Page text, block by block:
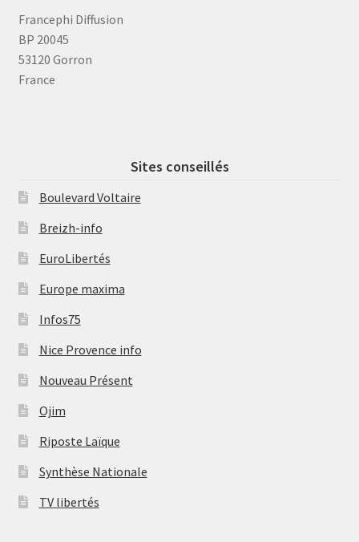
Francephi Diffusion
BP 20045
53120 Gorron
France
Sites conseillés
Boulevard Voltaire
Breizh-info
EuroLibertés
Europe maxima
Infos75
Nice Provence info
Nouveau Présent
Ojim
Riposte Laïque
Synthèse Nationale
TV libertés